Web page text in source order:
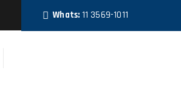
Whats: 11 3569-1011